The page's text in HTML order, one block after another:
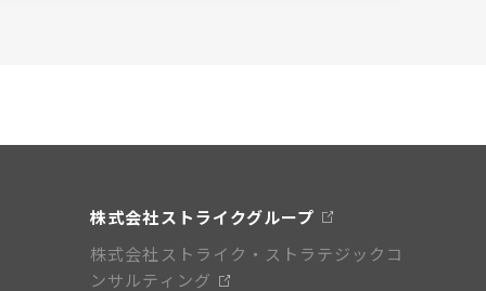
株式会社ストライクグループ
株式会社ストライク・ストラテジックコ
ンサルティング